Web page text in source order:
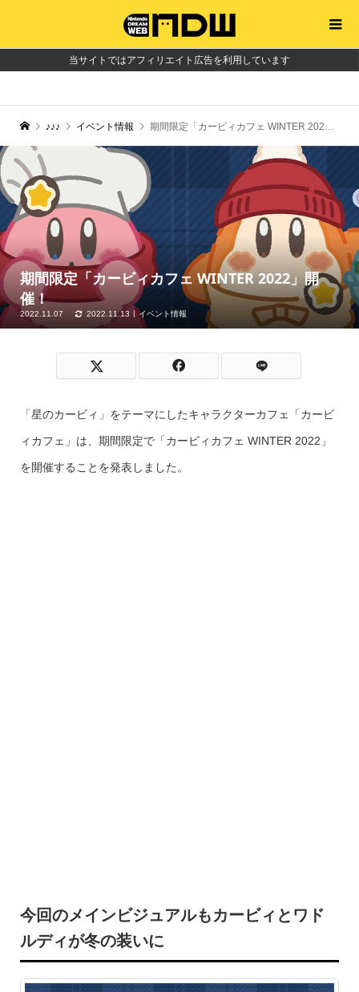
当サイトではアフィリエイト広告を利用しています
♪♪♪ イベント情報 期間限定「カービィカフェ WINTER 2022」開催！
期間限定「カービィカフェ WINTER 2022」開
催！
2022.11.07 2022.11.13 イベント情報
「星のカービィ」をテーマにしたキャラクターカフェ「カービ
ィカフェ」は、期間限定で「カービィカフェ WINTER 2022」
を開催することを発表しました。
今回のメインビジュアルもカービィとワド
ルディが冬の装いに